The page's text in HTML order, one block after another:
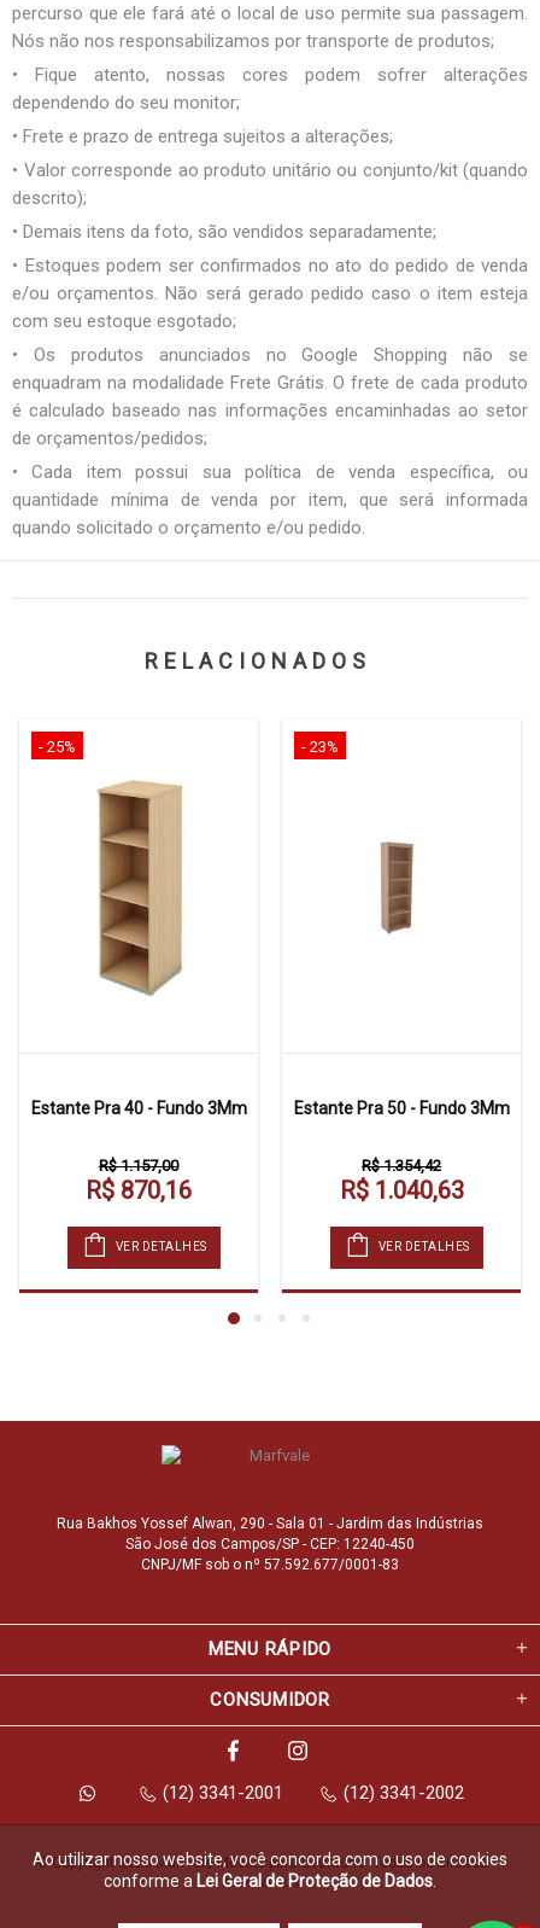
percurso que ele fará até o local de uso permite sua passagem.
Nós não nos responsabilizamos por transporte de produtos;
• Fique atento, nossas cores podem sofrer alterações
dependendo do seu monitor;
• Frete e prazo de entrega sujeitos a alterações;
• Valor corresponde ao produto unitário ou conjunto/kit (quando
descrito);
• Demais itens da foto, são vendidos separadamente;
• Estoques podem ser confirmados no ato do pedido de venda
e/ou orçamentos. Não será gerado pedido caso o item esteja
com seu estoque esgotado;
• Os produtos anunciados no Google Shopping não se
enquadram na modalidade Frete Grátis. O frete de cada produto
é calculado baseado nas informações encaminhadas ao setor
de orçamentos/pedidos;
• Cada item possui sua política de venda específica, ou
quantidade mínima de venda por item, que será informada
quando solicitado o orçamento e/ou pedido.
RELACIONADOS
- 25%
Estante Pra 40 - Fundo 3Mm
R$ 1.157,00
R$ 870,16
VER DETALHES
- 23%
Estante Pra 50 - Fundo 3Mm
R$ 1.354,42
R$ 1.040,63
VER DETALHES
Rua Bakhos Yossef Alwan, 290 - Sala 01 - Jardim das Indústrias
São José dos Campos/SP - CEP: 12240-450
CNPJ/MF sob o nº 57.592.677/0001-83
MENU RÁPIDO
CONSUMIDOR
(12) 3341-2001 (12) 3341-2002
© Copyright 2026 Marfvale Móveis para Escritório. Todos os direitos
reservados.
Ao utilizar nosso website, você concorda com o uso de cookies
conforme a Lei Geral de Proteção de Dados